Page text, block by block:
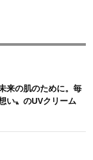
来の肌のために。毎
い〟のUVクリーム